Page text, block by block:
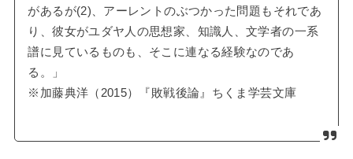
があるが(2)、アーレントのぶつかった問題もそれであ
り、彼女がユダヤ人の思想家、知識人、文学者の一系
譜に見ているものも、そこに連なる経験なのであ
る。」
※加藤典洋（2015）『敗戦後論』ちくま学芸文庫